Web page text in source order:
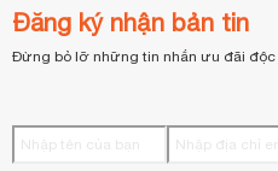
Đăng ký nhận bản tin
Đừng bỏ lỡ những tin nhắn ưu đãi độc